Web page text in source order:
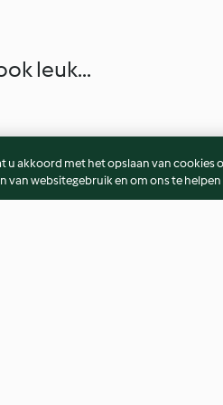
leuk...
u akkoord met het opslaan van cookies
van websitegebruik en om ons te